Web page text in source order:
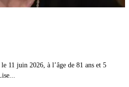
11 juin 2026, à l’âge de 81 ans et 5